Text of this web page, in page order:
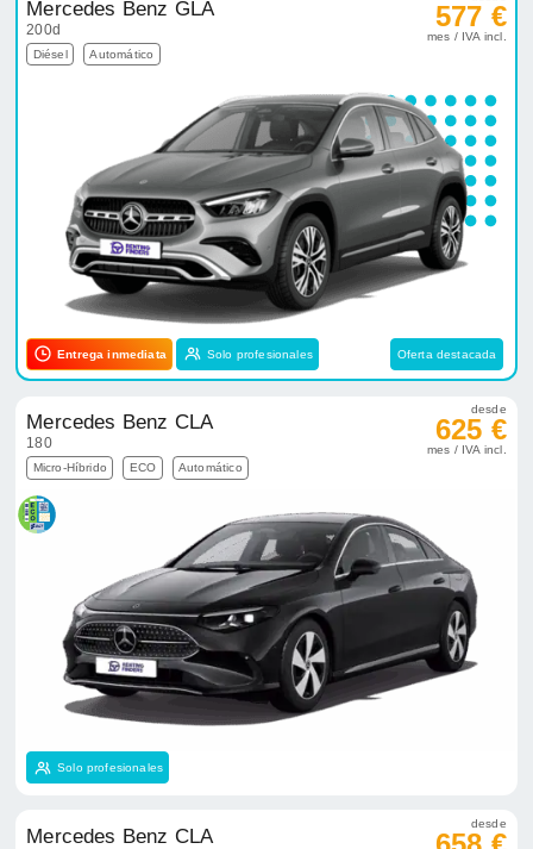
Mercedes Benz GLA
200d
Diésel Automático
577 €
mes / IVA incl.
Entrega inmediata Solo profesionales Oferta destacada
Mercedes Benz CLA
180
Micro-Híbrido ECO Automático
desde
625 €
mes / IVA incl.
Solo profesionales
Mercedes Benz CLA
desde